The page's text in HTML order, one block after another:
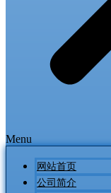
Menu
网站首页
公司简介